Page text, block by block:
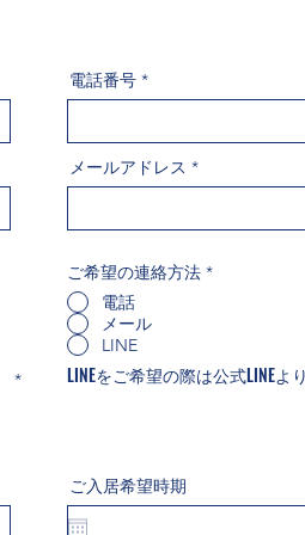
*
電話番号
メールアドレス
ご希望の連絡方法 *
電話
メール
LINE
LINEをご希望の際は公式LINEよ
ご入居希望時期